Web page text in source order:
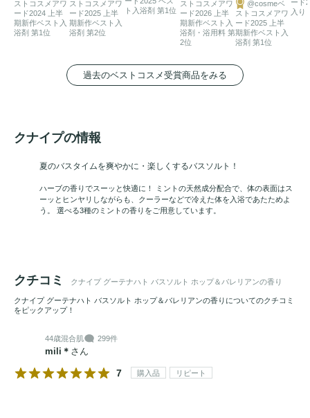
ストコスメアワ
ード2024 上半
期新作ベスト入
浴剤 第1位
ストコスメアワ
ード2025 上半
期新作ベスト入
浴剤 第2位
ト入浴剤 第1位
ストコスメアワ
ード2026 上半
期新作ベスト入
浴剤・浴用料 第
2位
@cosmeベ
ストコスメアワ
ード2025 上半
期新作ベスト入
浴剤 第1位
ード
入り
過去のベストコスメ受賞商品をみる
クナイプの情報
夏のバスタイムを爽やかに・楽しくするバスソルト！
ハーブの香りでスーッと快適に！ ミントの天然成分配合で、体の表面はス
ーッとヒンヤリしながらも、クーラーなどで冷えた体を入浴であたためよ
う。 選べる3種のミントの香りをご用意しています。
クチコミ クナイプ グーテナハト バスソルト ホップ＆バレリアンの香り
クナイプ グーテナハト バスソルト ホップ＆バレリアンの香りについてのクチコミ
をピックアップ！
44歳混合肌 299件
mili＊ さん
7 購入品 リピート